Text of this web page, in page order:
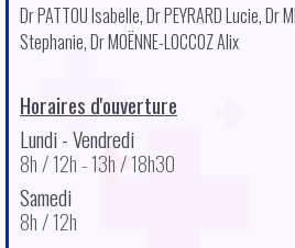
Dr PATTOU Isabelle, Dr PEYRARD Lucie, Dr
Stephanie, Dr MOËNNE-LOCCOZ Alix
Horaires d'ouverture
Lundi - Vendredi
8h / 12h - 13h / 18h30
Samedi
8h / 12h